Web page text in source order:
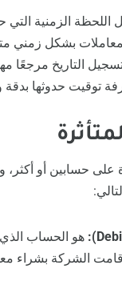
الزمنية التي
بشكل زمني
تسجيل التاريخ مرجعًا
توقيت حدوثها
على حسابين أو
هو الحساب الذي
قامت الشركة بشراء